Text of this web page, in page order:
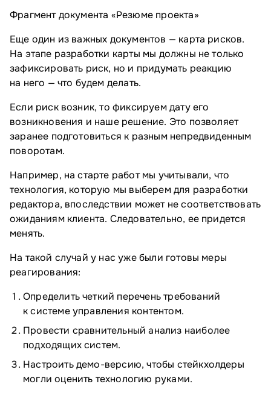
Фрагмент документа «Резюме проекта»
Еще один из важных документов — карта рисков.
На этапе разработки карты мы должны не только
зафиксировать риск, но и придумать реакцию
на него — что будем делать.
Если риск возник, то фиксируем дату его
возникновения и наше решение. Это позволяет
заранее подготовиться к разным непредвиденным
поворотам.
Например, на старте работ мы учитывали, что
технология, которую мы выберем для разработки
редактора, впоследствии может не соответствовать
ожиданиям клиента. Следовательно, ее придется
менять.
На такой случай у нас уже были готовы меры
реагирования:
Определить четкий перечень требований
к системе управления контентом.
Провести сравнительный анализ наиболее
подходящих систем.
Настроить демо-версию, чтобы стейкхолдеры
могли оценить технологию руками.